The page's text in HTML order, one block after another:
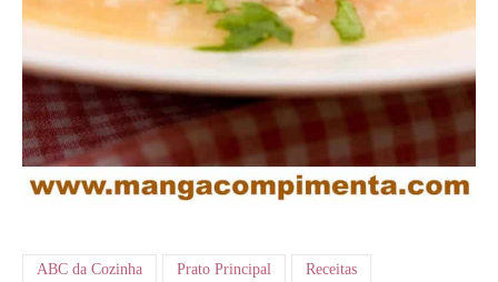
ABC da Cozinha Prato Principal
Receitas